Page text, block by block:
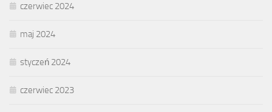
czerwiec 2024
maj 2024
styczeń 2024
czerwiec 2023